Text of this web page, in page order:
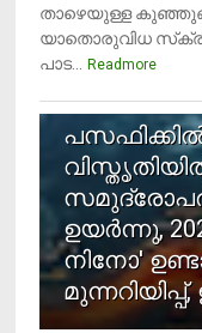
താഴെയുള്ള
യാതൊരുവിധ
പാട... Readmore
പസഫിക്കില്‍
ഉയര്‍ന്നു,
നിനോ'